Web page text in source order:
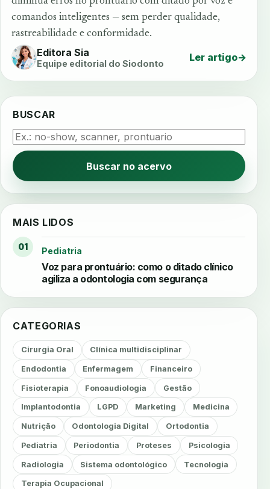
comandos inteligentes — sem perder qualidade,
rastreabilidade e conformidade.
Editora Sia
Equipe editorial do Siodonto Ler artigo→
BUSCAR
Buscar no acervo
MAIS LIDOS
01 Pediatria
Voz para prontuário: como o ditado clínico
agiliza a odontologia com segurança
CATEGORIAS
Cirurgia Oral Clínica multidisciplinar
Endodontia Enfermagem Financeiro
Fisioterapia Fonoaudiologia Gestão
Implantodontia LGPD Marketing Medicina
Nutrição Odontologia Digital Ortodontia
Pediatria Periodontia Proteses Psicologia
Radiologia Sistema odontológico Tecnologia
Terapia Ocupacional